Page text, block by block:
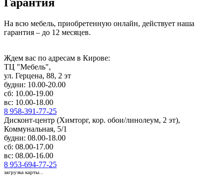
Гарантия
На всю мебель, приобретенную онлайн, действует наша
гарантия – до 12 месяцев.
Ждем вас по адресам в Кирове:
ТЦ "Мебель",
ул. Герцена, 88, 2 эт
будни: 10.00-20.00
сб: 10.00-19.00
вс: 10.00-18.00
8 958-391-77-25
Дисконт-центр (Химторг, кор. обои/линолеум, 2 эт),
Коммунальная, 5/1
будни: 08.00-18.00
сб: 08.00-17.00
вс: 08.00-16.00
8 953-694-77-25
загрузка карты...